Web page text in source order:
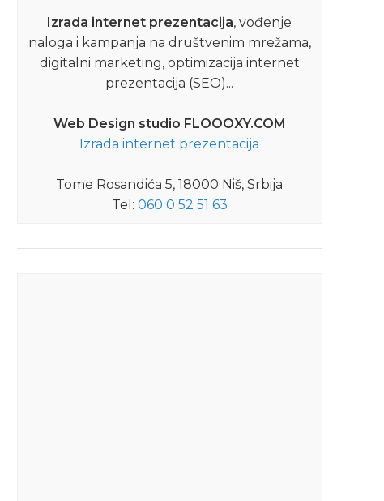
možete pogledati festival koji slavi mlade
rediteljke i reditelje.
DETALJNIJE
Izrada internet prezentacija, vođenje
naloga i kampanja na društvenim mrežama,
digitalni marketing, optimizacija internet
prezentacija (SEO)...
Web Design studio FLOOOXY.COM
Izrada internet prezentacija
Tome Rosandića 5, 18000 Niš, Srbija
Tel: 060 0 52 51 63